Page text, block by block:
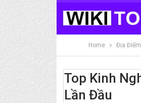
Home Địa Điểm
Top Kinh
Lần Đầu